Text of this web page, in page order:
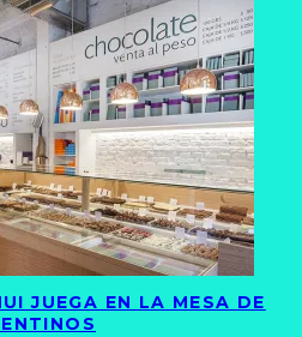
JUEGA EN LA MESA DE